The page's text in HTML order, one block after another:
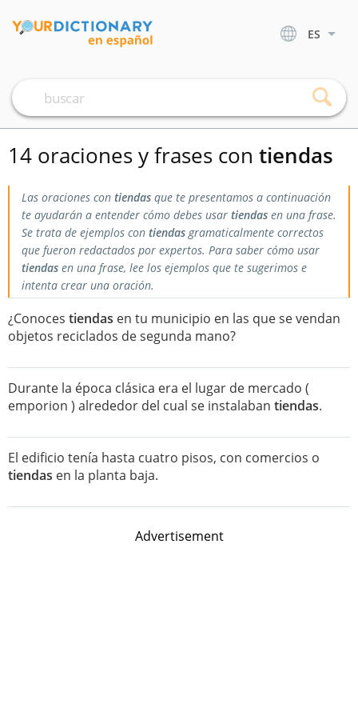
ES
14 oraciones y frases con tiendas
Las oraciones con tiendas que te presentamos a continuación
te ayudarán a entender cómo debes usar tiendas en una frase.
Se trata de ejemplos con tiendasgramaticalmente correctos
que fueron redactados por expertos. Para saber cómo usar
tiendas en una frase, lee los ejemplos que te sugerimos e
intenta crear una oración.
¿Conoces tiendas en tu municipio en las que se vendan
objetos reciclados de segunda mano?
Durante la época clásica era el lugar de mercado (
emporion ) alrededor del cual se instalaban tiendas.
El edificio tenía hasta cuatro pisos, con comercios o
tiendas en la planta baja.
Advertisement